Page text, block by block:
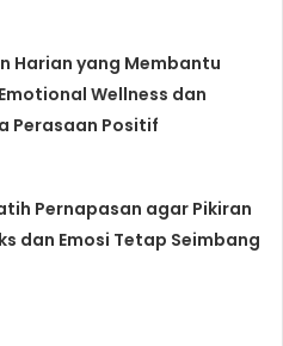
Harian yang Membantu
Wellness dan
Perasaan Positif
Pernapasan agar Pikiran
dan Emosi Tetap Seimbang